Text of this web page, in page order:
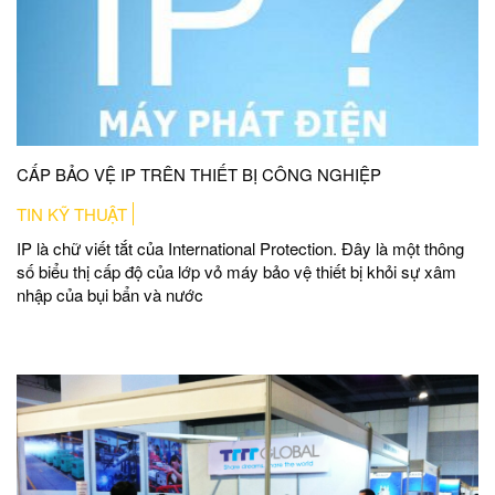
CẤP BẢO VỆ IP TRÊN THIẾT BỊ CÔNG NGHIỆP
TIN KỸ THUẬT
IP là chữ viết tắt của International Protection. Đây là một thông
số biểu thị cấp độ của lớp vỏ máy bảo vệ thiết bị khỏi sự xâm
nhập của bụi bẩn và nước